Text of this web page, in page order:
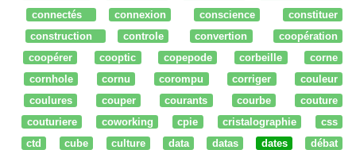
connectés
connexion conscience
constituer
construction
controle convertion
coopération
coopérer
cooptic copepode corbeille
corne
cornhole
cornu corompu corriger
couleur
coulures
couper courants courbe
couture
couturiere
coworking cpie cristalographie
css
ctd
cube culture data datas dates
débat